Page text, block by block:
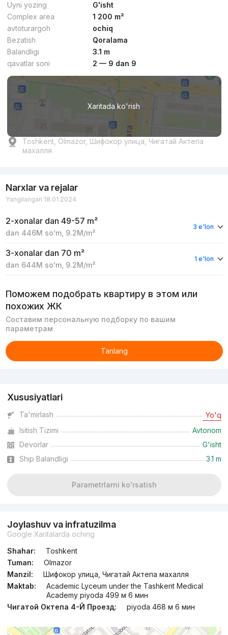
Uyni yozing
G'isht
Complex area
1 200 m²
avtoturargoh
ochiq
Bezatish
Qoralama
Balandligi
3.1 m
qavatlar soni
2 — 9 dan 9
Xaritada ko'rish
Toshkent, Olmazor, Шифокор улица, Чигатай Актепа
махалля
Narxlar va rejalar
Yangilangan 18.01.2024
2-xonalar dan 49-57 m²
dan 446M soʻm, 9.2M/m²
3 e'lon
3-xonalar dan 70 m²
dan 644M soʻm, 9.2M/m²
1 e'lon
Поможем подобрать квартиру в этом или
похожих ЖК
Составим персональную подборку по вашим
параметрам
Tanlang
Xususiyatlari
Ta'mirlash Yo'q
Isitish Tizimi
Avtonom
Devorlar
G'isht
Ship Balandligi
3.1 m
Parametrlarni ko'rsatish
Joylashuv va infratuzilma
Google Xaritalarda oching
Shahar:
Toshkent
Tuman:
Olmazor
Manzil:
Шифокор улица, Чигатай Актепа махалля
Maktab:
Academic Lyceum under the Tashkent Medical
Academy piyoda 499 м 6 мин
Чигатой Октепа 4-Й Проезд:
piyoda 468 м 6 мин